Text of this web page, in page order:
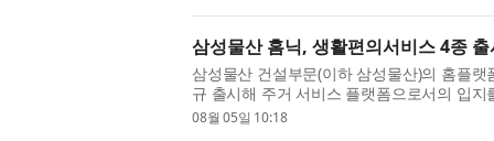
삼성물산 홈닉, 생활편의서비스 4종 출
삼성물산 건설부문(이하 삼성물산)의 홈플랫
규 출시해 주거 서비스 플랫폼으로서의 입
업과의 제휴를 통해 청소·세차·의류수...
08월 05일 10:18